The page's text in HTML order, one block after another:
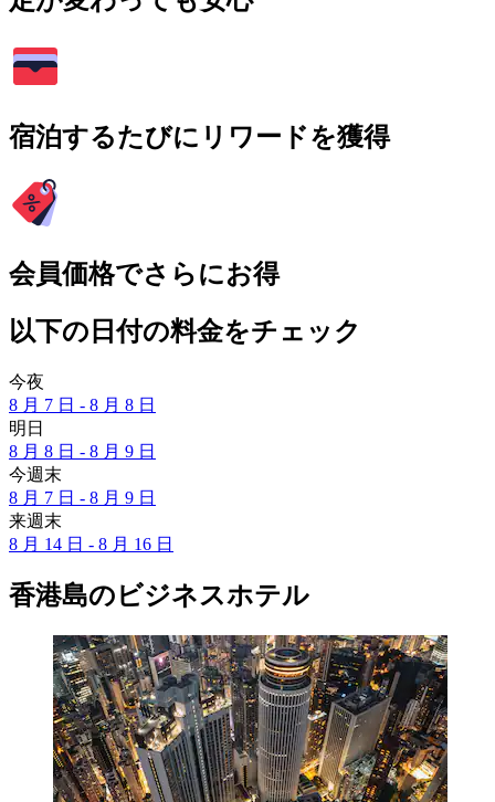
宿泊するたびにリワードを獲得
会員価格でさらにお得
以下の日付の料金をチェック
今夜
8 月 7 日 - 8 月 8 日
明日
8 月 8 日 - 8 月 9 日
今週末
8 月 7 日 - 8 月 9 日
来週末
8 月 14 日 - 8 月 16 日
香港島のビジネスホテル